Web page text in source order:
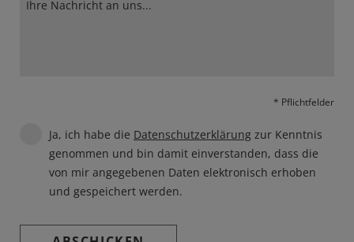
* Pflichtfelder
Ja, ich habe die Datenschutzerklärung zur Kenntnis
genommen und bin damit einverstanden, dass die
von mir angegebenen Daten elektronisch erhoben
und gespeichert werden.